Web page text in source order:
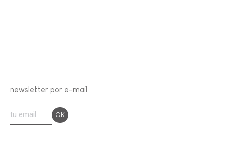
newsletter por e-mail